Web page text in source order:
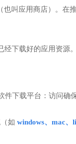
也叫应用商店）。
经下载好的应用资
件下载平台：访问
如 windows、mac、